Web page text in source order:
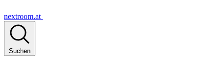
nextroom.at
Suchen